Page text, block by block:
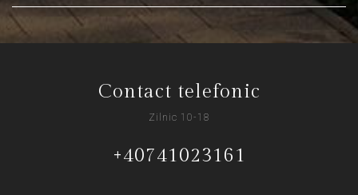
Contact telefonic
Zilnic 10-18
+40741023161